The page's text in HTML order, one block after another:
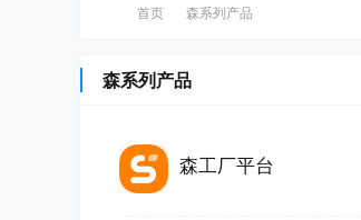
首页 森系列产品
森系列产品
森工厂平台